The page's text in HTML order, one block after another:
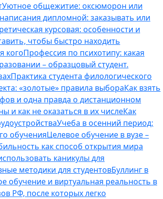
Уютное общежитие: оксюморон или
дипломной: заказывать или
курсовая: особенности и
чтобы быстро находить
когоПрофессия по психотипу: какая
– образцовый студент.
Практика студента филологического
«золотые» правила выбораКак взять
и одна правда о дистанционном
и как не оказаться в их числеКак
Учеба в осенний период:
обученияЦелевое обучение в вузе –
как способ открытия мира
каникулы для
методики для студентовБуллинг в
обучение и виртуальная реальность в
РФ, после которых легко